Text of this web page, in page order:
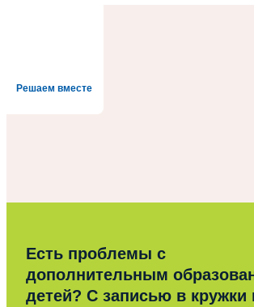
Решаем вместе
Есть проблемы с
дополнительным
детей? С записью в кружки